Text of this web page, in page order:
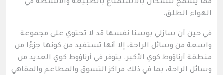
مما يسمح للسكان بالاستمتاع بالطبيعة والأنشطة في
الهواء الطلق.
في حين أن سازلي بوسنا نفسها قد لا تحتوي على مجموعة
واسعة من وسائل الراحة، إلا أنها تستفيد من كونها جزءًا من
منطقة أرناؤوط كوي الأكبر. يتوفر في أرناؤوط كوي العديد من
وسائل الراحة، بما في ذلك مراكز التسوق والمطاعم والمقاهي